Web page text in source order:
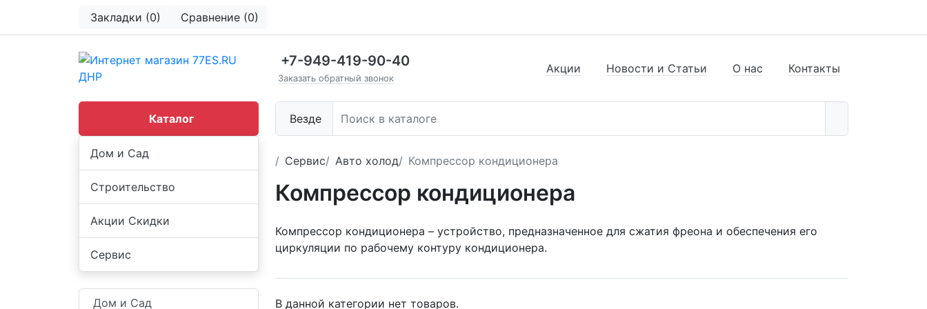
Закладки (0) Сравнение (0)
+7-949-419-90-40
Заказать обратный звонок
Везде
Акции Новости и Статьи О нас Контакты
Каталог
Дом и Сад
Строительство
Акции Скидки
Сервис
Дом и Сад
Сервис Авто холод Компрессор кондиционера
Компрессор кондиционера
Компрессор кондиционера – устройство, предназначенное для сжатия фреона и обеспечения его
циркуляции по рабочему контуру кондиционера.
В данной категории нет товаров.